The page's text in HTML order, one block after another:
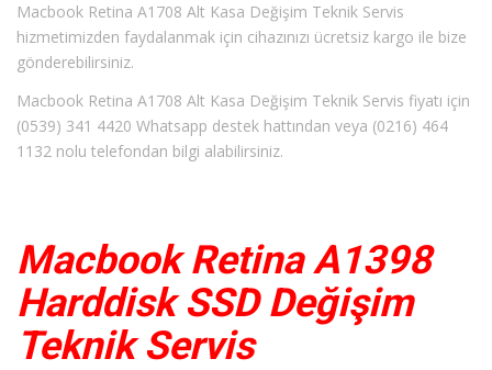
Macbook Retina A1708 Alt Kasa Değişim Teknik Servis
hizmetimizden faydalanmak için cihazınızı ücretsiz kargo ile bize
gönderebilirsiniz.
Macbook Retina A1708 Alt Kasa Değişim Teknik Servis fiyatı için
(0539) 341 4420 Whatsapp destek hattından veya (0216) 464
1132 nolu telefondan bilgi alabilirsiniz.
Macbook Retina A1398
Harddisk SSD Değişim
Teknik Servis